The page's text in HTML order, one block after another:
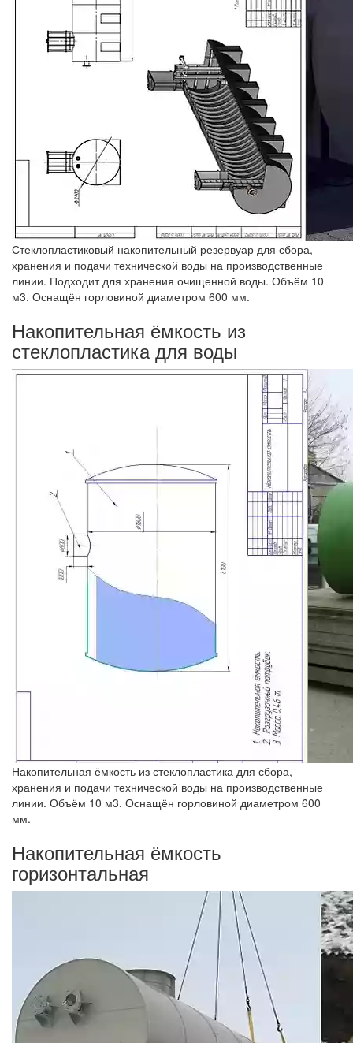
Стеклопластиковый накопительный резервуар для сбора,
хранения и подачи технической воды на производственные
линии. Подходит для хранения очищенной воды. Объём 10
м3. Оснащён горловиной диаметром 600 мм.
Накопительная ёмкость из
стеклопластика для воды
Накопительная ёмкость из стеклопластика для сбора,
хранения и подачи технической воды на производственные
линии. Объём 10 м3. Оснащён горловиной диаметром 600
мм.
Накопительная ёмкость
горизонтальная